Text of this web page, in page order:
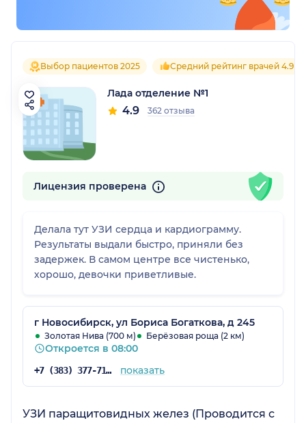
Выбор пациентов 2025 Средний рейтинг врачей 4.9
Лада отделение №1
4.9 362 отзыва
Лицензия проверена
Делала тут УЗИ сердца и кардиограмму.
Результаты выдали быстро, приняли без
задержек. В самом центре все чистенько,
хорошо, девочки приветливые.
г Новосибирск, ул Бориса Богаткова, д 245
Золотая Нива (700 м) Берёзовая роща (2 км)
Откроется в 08:00
+7 (383) 377-71-46 показать
УЗИ паращитовидных желез (Проводится с